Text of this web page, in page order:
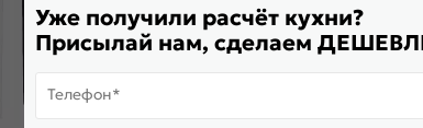
Уже получили расчёт кухни?
Присылай нам, сделаем
Телефон*